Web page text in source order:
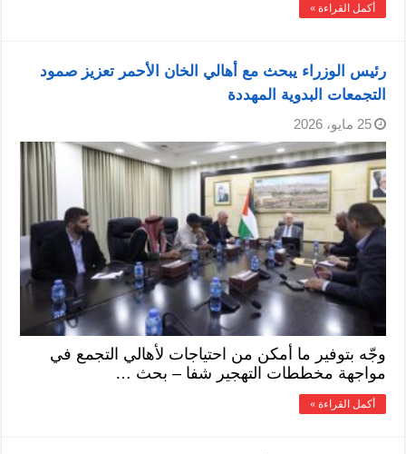
أكمل القراءة »
رئيس الوزراء يبحث مع أهالي الخان الأحمر تعزيز صمود
التجمعات البدوية المهددة
25 مايو، 2026
وجّه بتوفير ما أمكن من احتياجات لأهالي التجمع في
مواجهة مخططات التهجير شفا – بحث …
أكمل القراءة »